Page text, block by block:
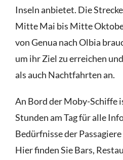
Inseln anbietet. Die
Mitte Mai bis Mitte
von Genua nach Olbia
um ihr Ziel zu erreichen
als auch Nachtfahrten an.
An Bord der Moby-Schiffe
Stunden am Tag für alle
Bedürfnisse der
Hier finden Sie Bars,